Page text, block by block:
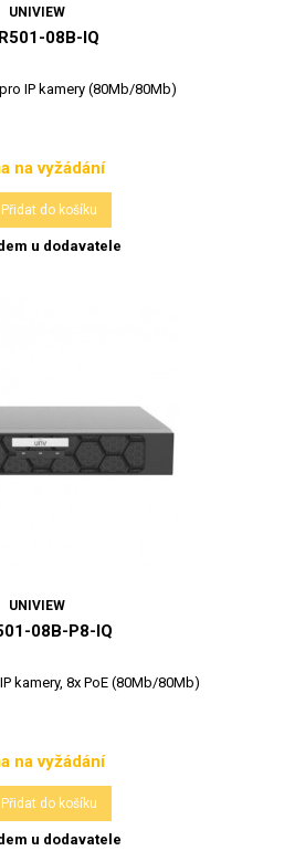
UNIVIEW
08B-IQ
IP kamery (80Mb/80Mb)
Cena
na vyžádání
Přidat do košíku
u dodavatele
UNIVIEW
08B-P8-IQ
kamery, 8x PoE (80Mb/80Mb)
Cena
na vyžádání
Přidat do košíku
u dodavatele